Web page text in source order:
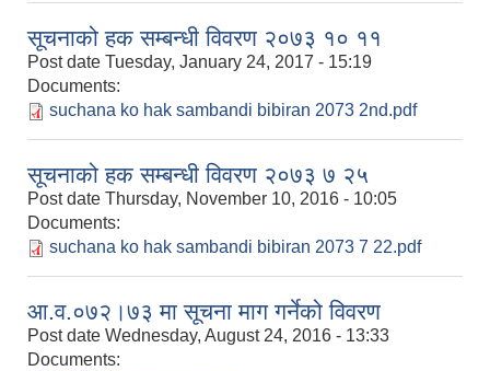
सूचनाको हक सम्बन्धी विवरण २०७३ १० ११
Post date Tuesday, January 24, 2017 - 15:19
Documents:
suchana ko hak sambandi bibiran 2073 2nd.pdf
सूचनाको हक सम्बन्धी विवरण २०७३ ७ २५
Post date Thursday, November 10, 2016 - 10:05
Documents:
suchana ko hak sambandi bibiran 2073 7 22.pdf
आ.व.०७२।७३ मा सूचना माग गर्नेको विवरण
Post date Wednesday, August 24, 2016 - 13:33
Documents: